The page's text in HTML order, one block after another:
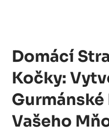
Domácí
Kočky:
Gurmánské
Vašeho